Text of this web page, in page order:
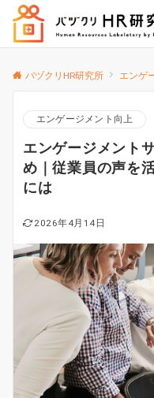
バヅクリHR研究所 エンゲ
エンゲージメント向上
エンゲージメント
め｜従業員の声を
には
2026年4月14日